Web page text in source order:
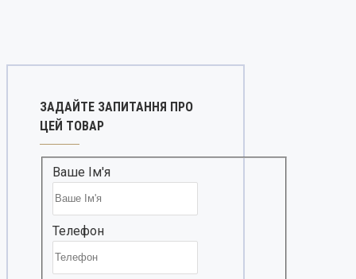
ЗАДАЙТЕ ЗАПИТАННЯ ПРО
ЦЕЙ ТОВАР
Ваше Ім'я
Телефон